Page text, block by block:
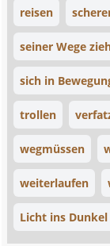
reisen
seiner Wege
sich in
trollen
wegmüssen
weiterlaufen
Licht ins